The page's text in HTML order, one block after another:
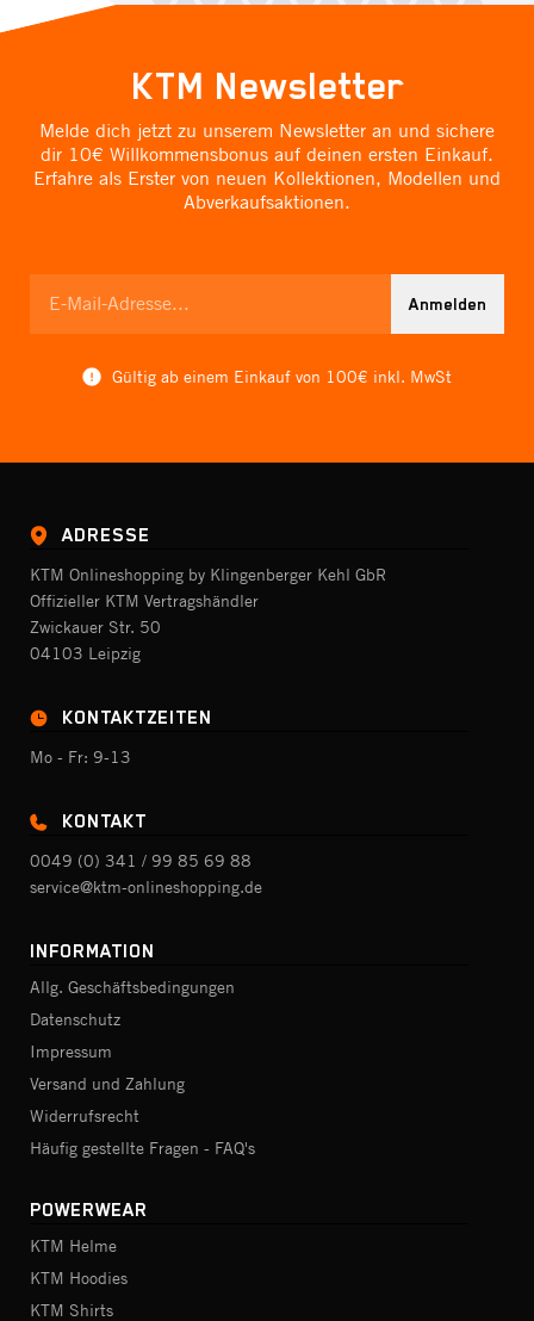
KTM Newsletter
Melde dich jetzt zu unserem Newsletter an und sichere
dir 10€ Willkommensbonus auf deinen ersten Einkauf.
Erfahre als Erster von neuen Kollektionen, Modellen und
Abverkaufsaktionen.
Anmelden
Gültig ab einem Einkauf von 100€ inkl. MwSt
ADRESSE
KTM Onlineshopping by Klingenberger Kehl GbR
Offizieller KTM Vertragshändler
Zwickauer Str. 50
04103 Leipzig
KONTAKTZEITEN
Mo - Fr: 9-13
KONTAKT
0049 (0) 341 / 99 85 69 88
service@ktm-onlineshopping.de
INFORMATION
Allg. Geschäftsbedingungen
Datenschutz
Impressum
Versand und Zahlung
Widerrufsrecht
Häufig gestellte Fragen - FAQ's
POWERWEAR
KTM Helme
KTM Hoodies
KTM Shirts